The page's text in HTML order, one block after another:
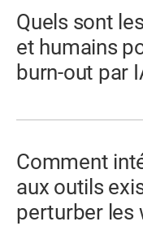
Quels sont
et humains
burn-out par
Comment
aux outils
perturber les